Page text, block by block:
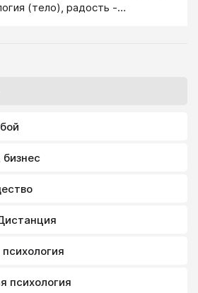
(тело), радость -
чувственные ощущения —
или осязательные.
радости.
бизнес
психология